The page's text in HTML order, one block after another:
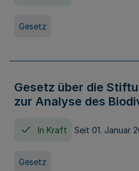
Gesetz
Gesetz über die
zur Analyse des
In Kraft Seit 01. Januar
Gesetz